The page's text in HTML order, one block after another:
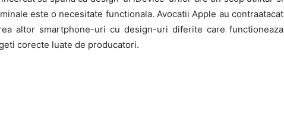
este o necesitate functionala. Avocatii Apple au contraatacat
altor smartphone-uri cu design-uri diferite care functioneaza
corecte luate de producatori.